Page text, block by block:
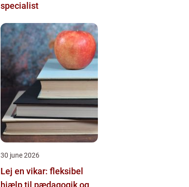
specialist
30 june 2026
Lej en vikar: fleksibel
hjælp til pædagogik og